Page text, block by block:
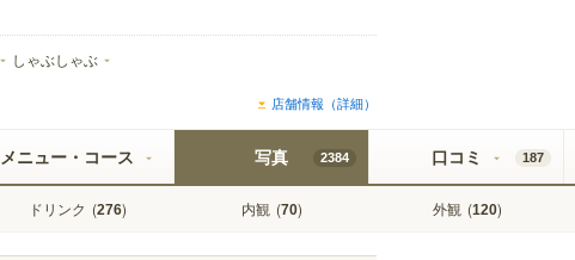
しゃぶしゃぶ
店舗情報（詳細）
メニュー・コース 写真 2384
ドリンク (276) 内観 (70) 外観 (120)
口コミ 187